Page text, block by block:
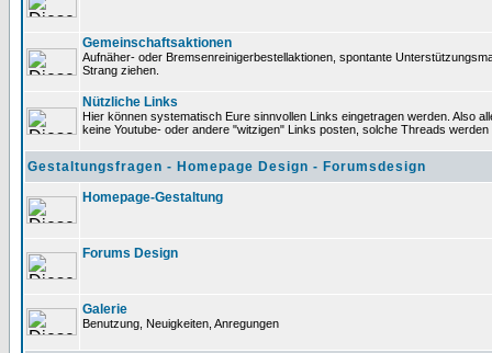
Gemeinschaftsaktionen
Aufnäher- oder Bremsenreinigerbestellaktionen, spontante
Strang ziehen.
Nützliche Links
Hier können systematisch Eure sinnvollen Links eingetragen werden. Also
keine Youtube- oder andere "witzigen" Links posten, solche Threads
Gestaltungsfragen - Homepage Design - Forumsdesign
Homepage-Gestaltung
Forums Design
Galerie
Benutzung, Neuigkeiten, Anregungen